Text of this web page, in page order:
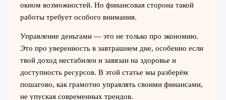
окном возможностей. Но финансовая сторона такой
работы требует особого внимания.
Управление деньгами — это не только про экономию.
Это про уверенность в завтрашнем дне, особенно если
твой доход нестабилен и завязан на здоровье и
доступность ресурсов. В этой статье мы разберём
пошагово, как грамотно управлять своими финансами,
не упуская современных трендов.